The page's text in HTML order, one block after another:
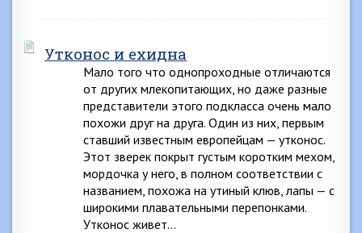
Утконос и ехидна
Мало того что однопроходные отличаются
от других млекопитающих, но даже разные
представители этого подкласса очень мало
похожи друг на друга. Один из них, первым
ставший известным европейцам — утконос.
Этот зверек покрыт густым коротким мехом,
мордочка у него, в полном соответствии с
названием, похожа на утиный клюв, лапы — с
широкими плавательными перепонками.
Утконос живет…